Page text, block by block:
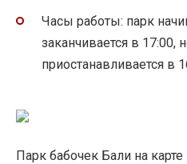
Часы работы: парк
заканчивается в 17:00,
приостанавливается в
Парк бабочек Бали на карте